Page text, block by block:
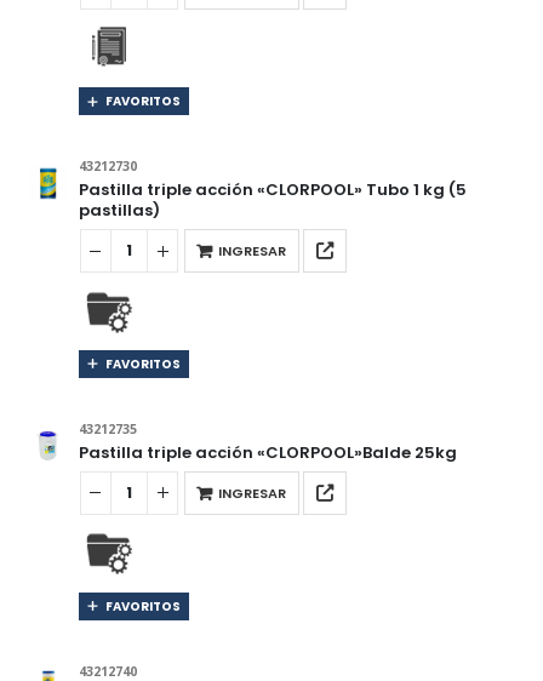
FAVORITOS
43212730
Pastilla triple acción «CLORPOOL» Tubo 1 kg (5
pastillas)
INGRESAR
FAVORITOS
43212735
Pastilla triple acción «CLORPOOL»Balde 25kg
INGRESAR
FAVORITOS
43212740